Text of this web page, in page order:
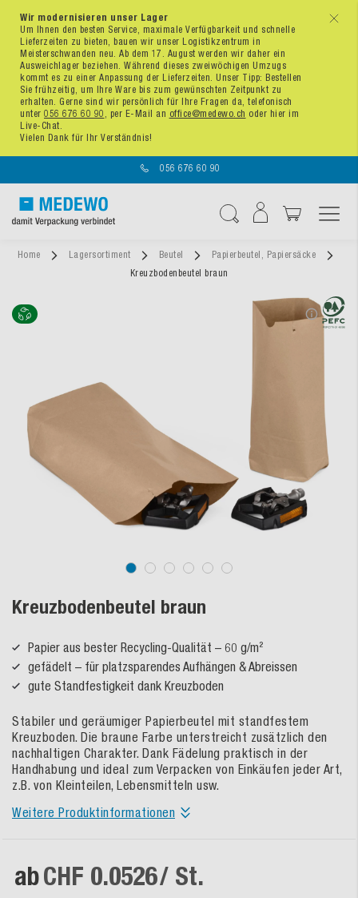
x
Wir modernisieren unser Lager
Um Ihnen den besten Service, maximale Verfügbarkeit und schnelle
Lieferzeiten zu bieten, bauen wir unser Logistikzentrum in
Meisterschwanden neu. Ab dem 17. August werden wir daher ein
Ausweichlager beziehen. Während dieses zweiwöchigen Umzugs
kommt es zu einer Anpassung der Lieferzeiten. Unser Tipp: Bestellen
Sie frühzeitig, um Ihre Ware bis zum gewünschten Zeitpunkt zu
erhalten. Gerne sind wir persönlich für Ihre Fragen da, telefonisch
unter 056 676 60 90 , per E-Mail an office@medewo.ch oder hier im
Live-Chat.
Vielen Dank für Ihr Verständnis!
056 676 60 90
Home Lagersortiment Beutel
Papierbeutel, Papiersäcke
Kreuzbodenbeutel braun
Kreuzbodenbeutel braun
Papier aus bester Recycling-Qualität – 60 g/m²
gefädelt – für platzsparendes Aufhängen & Abreissen
gute Standfestigkeit dank Kreuzboden
Stabiler und geräumiger Papierbeutel mit standfestem
Kreuzboden. Die braune Farbe unterstreicht zusätzlich den
nachhaltigen Charakter. Dank Fädelung praktisch in der
Handhabung und ideal zum Verpacken von Einkäufen jeder Art,
z.B. von Kleinteilen, Lebensmitteln usw.
Weitere Produktinformationen
abCHF 0.0526/ St.